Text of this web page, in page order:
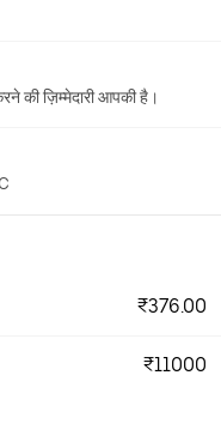
की ज़िम्मेदारी आपकी है।
₹376.00
₹11000